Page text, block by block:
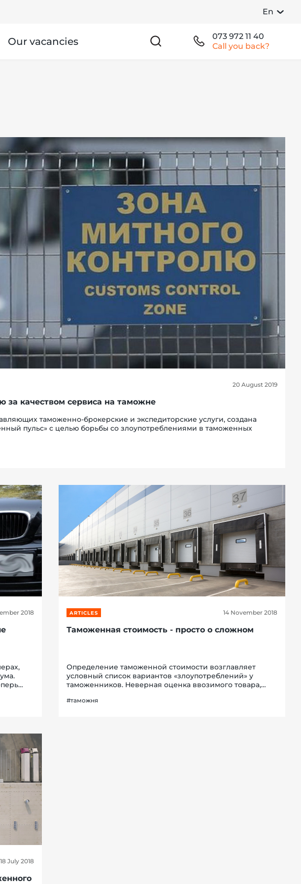
En
Our vacancies
073 972 11 40
Call you back?
20 August 2019
за качеством сервиса на таможне
таможенно-брокерские и экспедиторские услуги, создана
пульс» с целью борьбы со злоупотреблениями в таможенных
2018 ARTICLES 14 November 2018
Таможенная стоимость - просто о сложном
Определение таможенной стоимости возглавляет
условный список вариантов «злоупотреблений» у
таможенников. Неверная оценка ввозимого товара,
процедуре, вызывающей волнение даже у опытных
#таможня
18 July 2018